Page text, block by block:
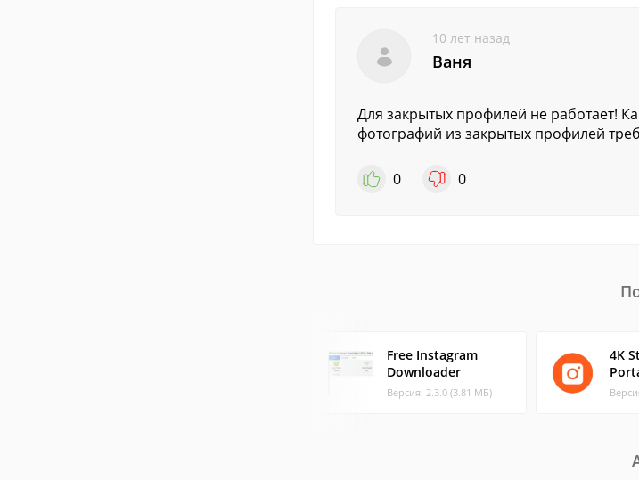
10 лет назад
Ваня
Для закрытых профилей не работает!
фотографий из закрытых профилей
0 0
Free Instagram
Downloader
Версия: 2.3.0 (3.81 МБ)
4K